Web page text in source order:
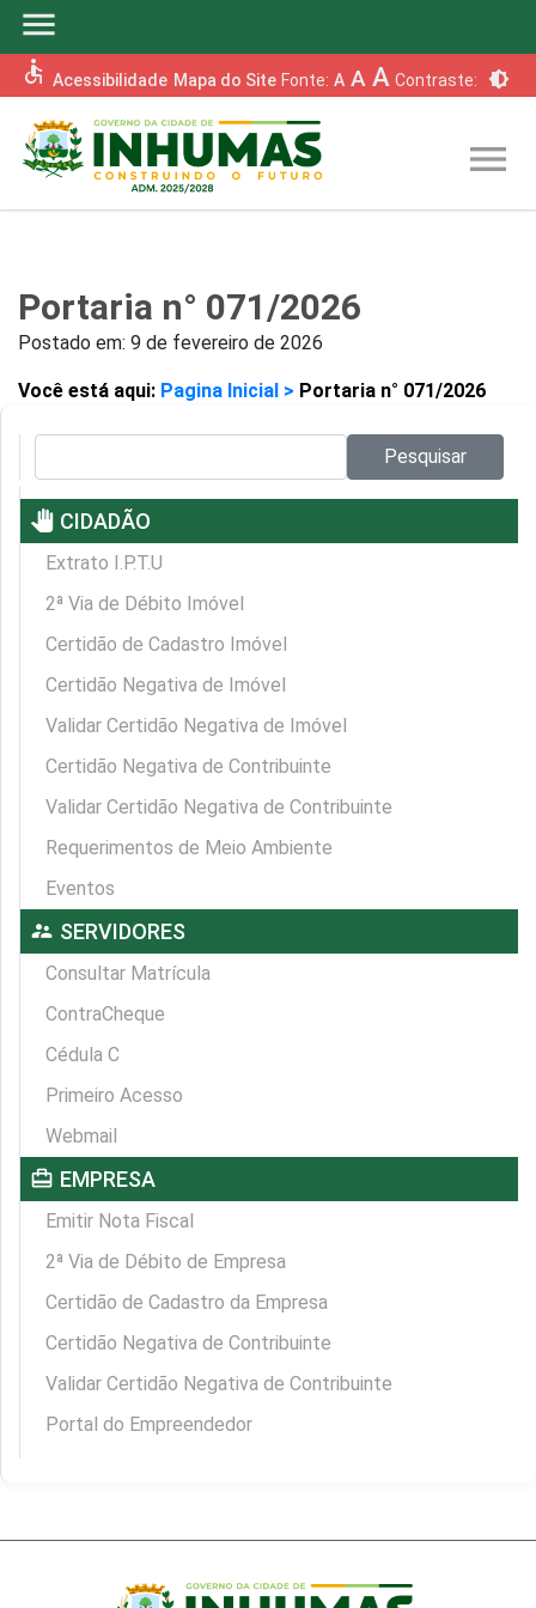
menu
accessible Acessibilidade Mapa do Site Fonte: A A A Contraste: brightness_6
menu
Portaria n° 071/2026
Postado em: 9 de fevereiro de 2026
Você está aqui: Pagina Inicial > Portaria n° 071/2026
Pesquisar
pan_tool CIDADÃO
Extrato I.P.T.U
2ª Via de Débito Imóvel
Certidão de Cadastro Imóvel
Certidão Negativa de Imóvel
Validar Certidão Negativa de Imóvel
Certidão Negativa de Contribuinte
Validar Certidão Negativa de Contribuinte
Requerimentos de Meio Ambiente
Eventos
supervisor_account SERVIDORES
Consultar Matrícula
ContraCheque
Cédula C
Primeiro Acesso
Webmail
card_travel EMPRESA
Emitir Nota Fiscal
2ª Via de Débito de Empresa
Certidão de Cadastro da Empresa
Certidão Negativa de Contribuinte
Validar Certidão Negativa de Contribuinte
Portal do Empreendedor